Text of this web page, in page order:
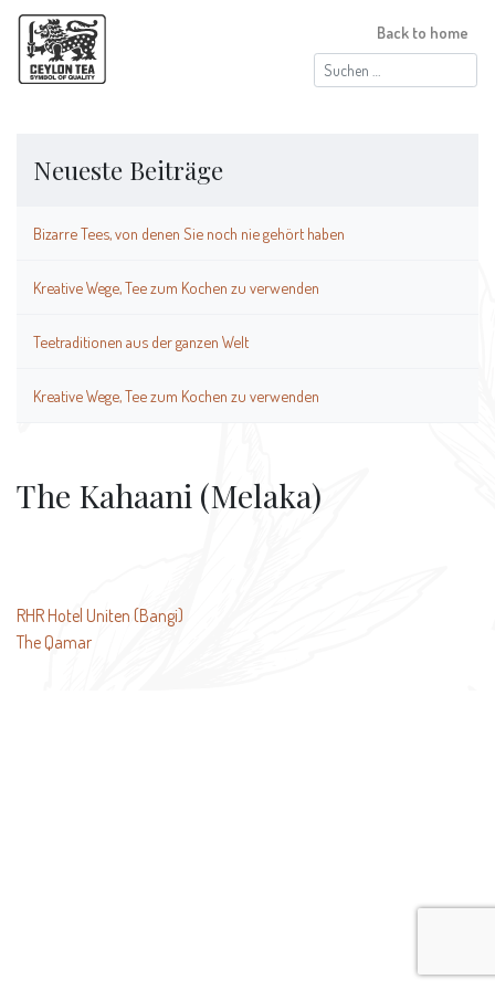
Suchen
nach:
Back to home
Neueste Beiträge
Bizarre Tees, von denen Sie noch nie gehört haben
Kreative Wege, Tee zum Kochen zu verwenden
Teetraditionen aus der ganzen Welt
Kreative Wege, Tee zum Kochen zu verwenden
The Kahaani (Melaka)
Beitragsnavigation
RHR Hotel Uniten (Bangi)
The Qamar